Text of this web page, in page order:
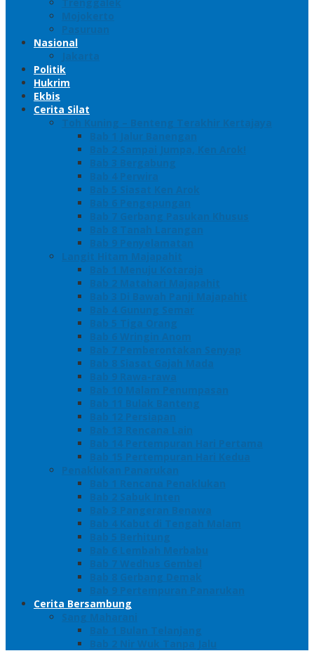
Mojokerto
Pasuruan
Nasional
Jakarta
Politik
Hukrim
Ekbis
Cerita Silat
Toh Kuning – Benteng Terakhir Kertajaya
Bab 1 Jalur Banengan
Bab 2 Sampai Jumpa, Ken Arok!
Bab 3 Bergabung
Bab 4 Perwira
Bab 5 Siasat Ken Arok
Bab 6 Pengepungan
Bab 7 Gerbang Pasukan Khusus
Bab 8 Tanah Larangan
Bab 9 Penyelamatan
Langit Hitam Majapahit
Bab 1 Menuju Kotaraja
Bab 2 Matahari Majapahit
Bab 3 Di Bawah Panji Majapahit
Bab 4 Gunung Semar
Bab 5 Tiga Orang
Bab 6 Wringin Anom
Bab 7 Pemberontakan Senyap
Bab 8 Siasat Gajah Mada
Bab 9 Rawa-rawa
Bab 10 Malam Penumpasan
Bab 11 Bulak Banteng
Bab 12 Persiapan
Bab 13 Rencana Lain
Bab 14 Pertempuran Hari Pertama
Bab 15 Pertempuran Hari Kedua
Penaklukan Panarukan
Bab 1 Rencana Penaklukan
Bab 2 Sabuk Inten
Bab 3 Pangeran Benawa
Bab 4 Kabut di Tengah Malam
Bab 5 Berhitung
Bab 6 Lembah Merbabu
Bab 7 Wedhus Gembel
Bab 8 Gerbang Demak
Bab 9 Pertempuran Panarukan
Cerita Bersambung
Sang Maharani
Bab 1 Bulan Telanjang
Bab 2 Nir Wuk Tanpa Jalu